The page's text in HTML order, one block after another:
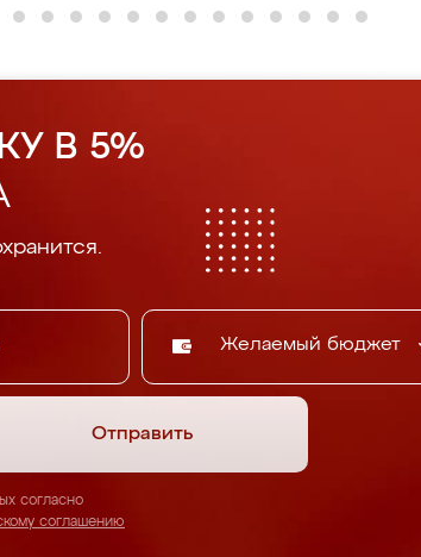
В 5%
Желаемый бюджет
Отправить
согласно
соглашению